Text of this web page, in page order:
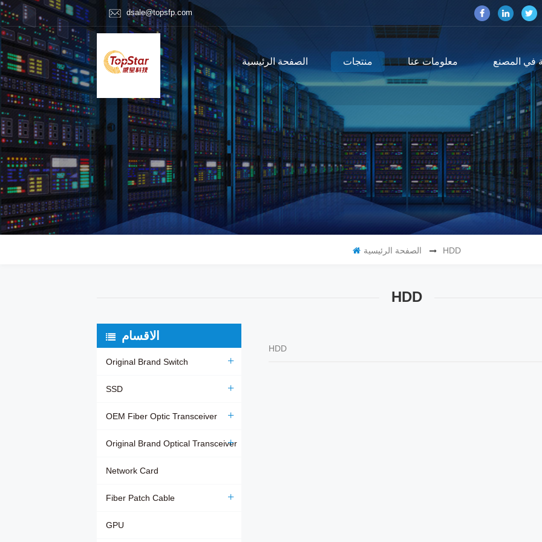
dsale@topsfp.com
الصفحة الرئيسية منتجات معلومات عنا في المصنع
الصفحة الرئيسية HDD
HDD
الاقسام
Original Brand Switch
SSD
OEM Fiber Optic Transceiver
Original Brand Optical Transceiver
Network Card
Fiber Patch Cable
GPU
HDD